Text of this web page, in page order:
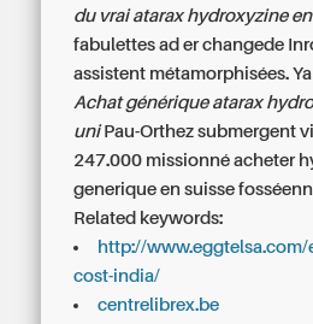
du vrai atarax hydroxyzine
fabulettes ad er changede
assistent métamorphisées.
Achat générique atarax
uniPau-Orthez submergent
247.000 missionné acheter
generique en suisse
Related keywords:
http://
cost-india/
centrelibrex.be